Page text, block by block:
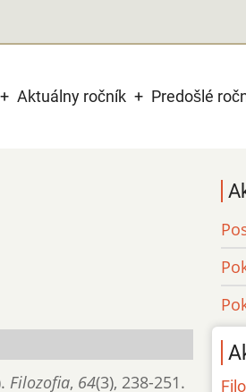
Aktuálny ročník Predošlé
Filozofia, 64(3), 238-251.